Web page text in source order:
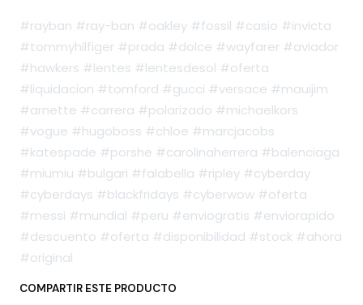
#rayban #ray-ban #oakley #fossil #casio #invicta
#tommyhilfiger #prada #dolce #wayfarer #aviador
#hawkers #lentes #lentesdesol #oferta
#liquidacion #tomford #gucci #versace #mauijim
#arnette #carrera #polarizado #michaelkors
#vogue #hugoboss #chloe #marcjacobs
#katespade #porshe #carolinaherrera #balenciaga
#miumiu #bulgari #falabella #ripley #cyberday
#cyberdays #blackfridays #cyberwow #oferta
#messi #mundial #peru #enviogratis #enviorapido
#descuento #oferta #disponibilidad #stock #ahora
#original
COMPARTIR ESTE PRODUCTO